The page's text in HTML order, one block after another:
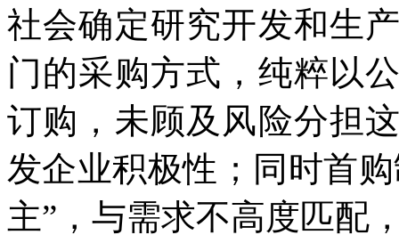
社会确定研究开发和生
门的采购方式，纯粹以
订购，未顾及风险分担
发企业积极性；同时首
主”，与需求不高度匹配